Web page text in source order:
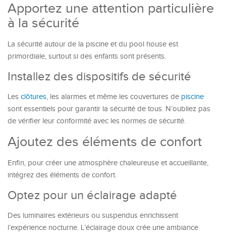
Apportez une attention particulière
à la sécurité
La sécurité autour de la piscine et du pool house est
primordiale, surtout si des enfants sont présents.
Installez des dispositifs de sécurité
Les clôtures, les alarmes et même les couvertures de piscine
sont essentiels pour garantir la sécurité de tous. N’oubliez pas
de vérifier leur conformité avec les normes de sécurité.
Ajoutez des éléments de confort
Enfin, pour créer une atmosphère chaleureuse et accueillante,
intégrez des éléments de confort.
Optez pour un éclairage adapté
Des luminaires extérieurs ou suspendus enrichissent
l’expérience nocturne. L’éclairage doux crée une ambiance